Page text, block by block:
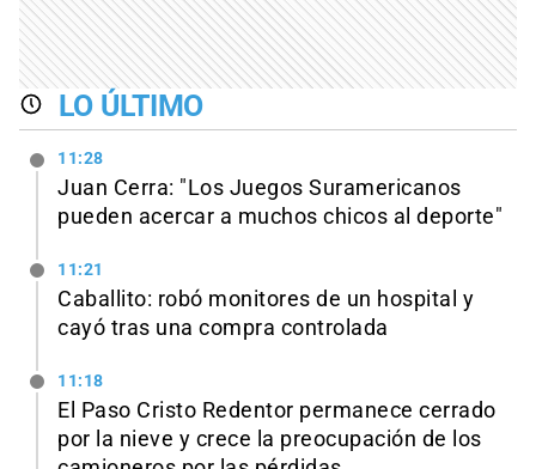
LO ÚLTIMO
11:28
Juan Cerra: "Los Juegos Suramericanos
pueden acercar a muchos chicos al deporte"
11:21
Caballito: robó monitores de un hospital y
cayó tras una compra controlada
11:18
El Paso Cristo Redentor permanece cerrado
por la nieve y crece la preocupación de los